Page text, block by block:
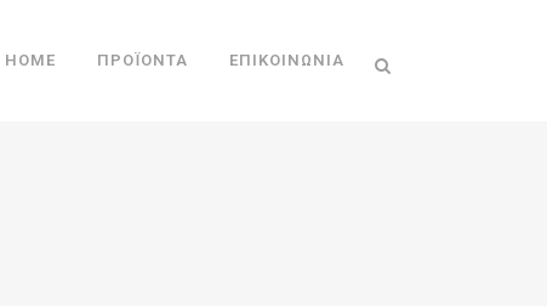
HOME ΠΡΟΪΌΝΤΑ ΕΠΙΚΟΙΝΩΝΊΑ